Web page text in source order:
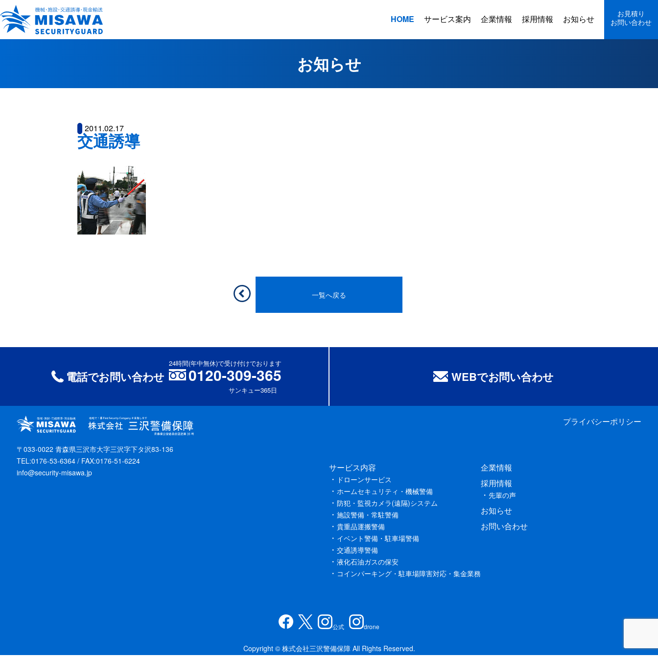
HOME サービス案内 企業情報 採用情報 お知らせ
お見積り
お問い合わせ
お知らせ
2011.02.17
交通誘導
一覧へ戻る
電話でお問い合わせ
24時間(年中無休)で受け付けでおります
0120-309-365
サンキュー365日
WEBでお問い合わせ
プライバシーポリシー
サービス内容
ドローンサービス
ホームセキュリティ・機械警備
防犯・監視カメラ(遠隔)システム
施設警備・常駐警備
貴重品運搬警備
イベント警備・駐車場警備
交通誘導警備
液化石油ガスの保安
コインパーキング・駐車場障害対応・集金業務
企業情報
採用情報
先輩の声
お知らせ
お問い合わせ
〒033-0022 青森県三沢市大字三沢字下タ沢83-136
TEL:0176-53-6364 / FAX:0176-51-6224
info@security-misawa.jp
公式 drone
Copyright © 株式会社三沢警備保障 All Rights Reserved.